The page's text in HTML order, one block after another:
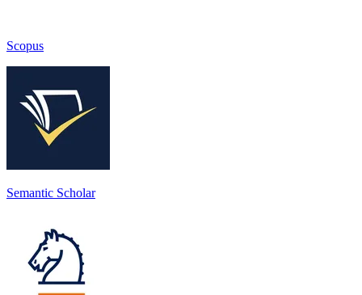
Scopus
Semantic Scholar